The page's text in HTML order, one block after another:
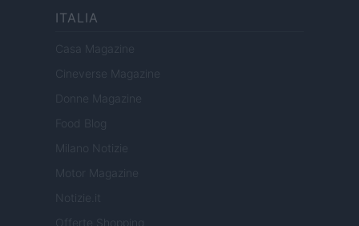
ITALIA
Casa Magazine
Cineverse Magazine
Donne Magazine
Food Blog
Milano Notizie
Motor Magazine
Notizie.it
Offerte Shopping